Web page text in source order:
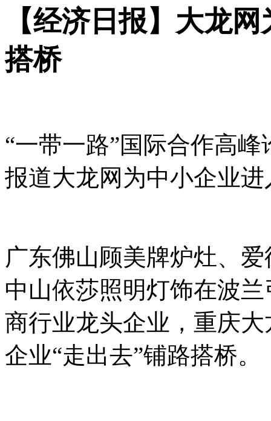
【经济日报】大龙
搭桥
“一带一路”国际合作高
报道大龙网为中小企业
广东佛山顾美牌炉灶、
中山依莎照明灯饰在波
商行业龙头企业，重庆
企业“走出去”铺路搭桥。